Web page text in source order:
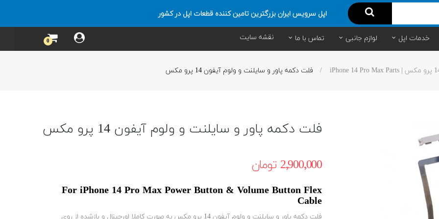
اپل سرویس ایران بزرگترین تامین کننده قطعات اپل در کشور
خدمات اپل لوازم جانبی تماس با ما نقشه سایت 0
فلت دکمه پاور و سایلنت و ولوم آیفون 14 پرو مکس
فلت دکمه پاور و سایلنت و ولوم آیفون 14 پرو مکس
2٬900٬000 ‎تومان
For iPhone 14 Pro Max Power Button & Volume Button Flex
Cable
فلت دکمه پاور و سایلنت و ولوم آیفون 14 پرو مکس به صورت کاملا اورجینال و بازشده از روی